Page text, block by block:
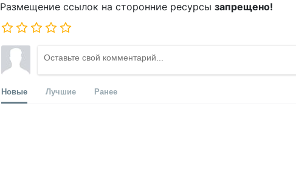
Размещение ссылок на сторонние ресурсы запрещено!
Новые Лучшие Ранее